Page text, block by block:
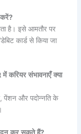
करें?
है। इसे आमतौर पर
कार्ड से किया जा
में करियर संभावनाएँ क्या
पेंशन और पदोन्नति के